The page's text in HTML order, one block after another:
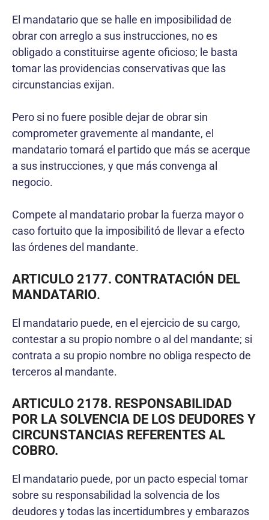
El mandatario que se halle en imposibilidad de
obrar con arreglo a sus instrucciones, no es
obligado a constituirse agente oficioso; le basta
tomar las providencias conservativas que las
circunstancias exijan.
Pero si no fuere posible dejar de obrar sin
comprometer gravemente al mandante, el
mandatario tomará el partido que más se acerque
a sus instrucciones, y que más convenga al
negocio.
Compete al mandatario probar la fuerza mayor o
caso fortuito que la imposibilitó de llevar a efecto
las órdenes del mandante.
ARTICULO 2177. CONTRATACIÓN DEL
MANDATARIO.
El mandatario puede, en el ejercicio de su cargo,
contestar a su propio nombre o al del mandante; si
contrata a su propio nombre no obliga respecto de
terceros al mandante.
ARTICULO 2178. RESPONSABILIDAD
POR LA SOLVENCIA DE LOS DEUDORES Y
CIRCUNSTANCIAS REFERENTES AL
COBRO.
El mandatario puede, por un pacto especial tomar
sobre su responsabilidad la solvencia de los
deudores y todas las incertidumbres y embarazos